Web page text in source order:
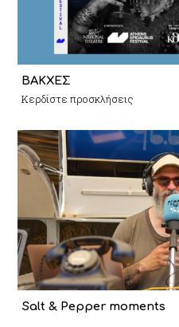
ΒΑΚΧΕΣ
Κερδίστε προσκλήσεις
Salt & Pepper moments